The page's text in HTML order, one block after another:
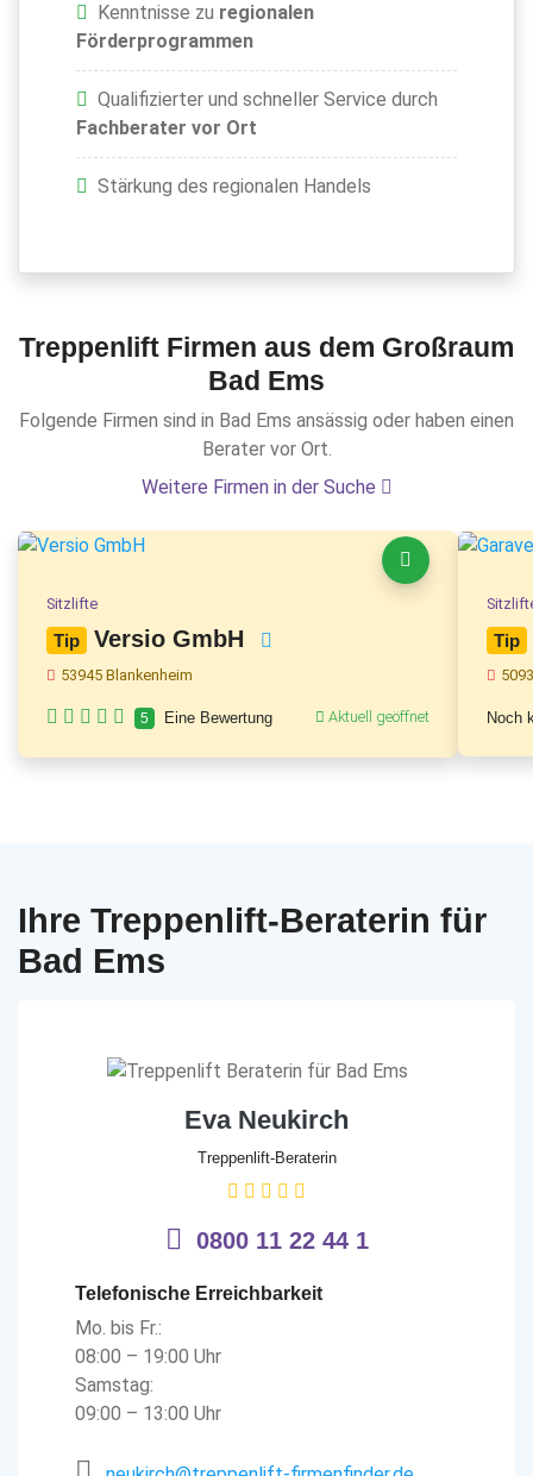
Kenntnisse zu regionalen
Förderprogrammen
Qualifizierter und schneller Service durch
Fachberater vor Ort
Stärkung des regionalen Handels
Treppenlift Firmen aus dem Großraum
Bad Ems
Folgende Firmen sind in Bad Ems ansässig oder haben einen
Berater vor Ort.
Weitere Firmen in der Suche
Sitzlifte
Tip Versio GmbH
53945 Blankenheim
5 Eine Bewertung Aktuell geöffnet
Tip
Noch
Ihre Treppenlift-Beraterin für
Bad Ems
Eva Neukirch
Treppenlift-Beraterin
0800 11 22 44 1
Telefonische Erreichbarkeit
Mo. bis Fr.:
08:00 – 19:00 Uhr
Samstag:
09:00 – 13:00 Uhr